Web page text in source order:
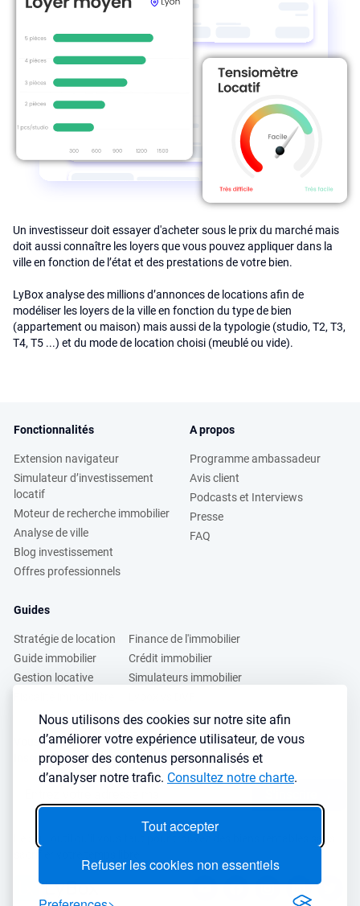
Nous utilisons des cookies sur notre site afin
d’améliorer votre expérience utilisateur, de vous
proposer des contenus personnalisés et
d’analyser notre trafic. Consultez notre charte.
Tout accepter
Refuser les cookies non essentiels
Un investisseur doit essayer d'acheter sous le prix du marché mais
doit aussi connaître les loyers que vous pouvez appliquer dans la
ville en fonction de l’état et des prestations de votre bien.
LyBox analyse des millions d’annonces de locations afin de
modéliser les loyers de la ville en fonction du type de bien
(appartement ou maison) mais aussi de la typologie (studio, T2, T3,
T4, T5 ...) et du mode de location choisi (meublé ou vide).
Fonctionnalités
Extension navigateur
Simulateur d’investissement
locatif
Moteur de recherche immobilier
Analyse de ville
Blog investissement
Offres professionnels
A propos
Programme ambassadeur
Avis client
Podcasts et Interviews
Presse
FAQ
Guides
Stratégie de location
Guide immobilier
Gestion locative
Finance de l'immobilier
Crédit immobilier
Simulateurs immobilier
Vous voulez apprendre à investir dans l’immobilier ?
Inscrivez vous à notre newsletter gratuite :